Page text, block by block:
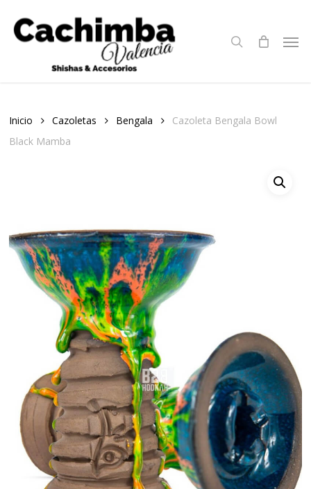
main
Inicio Cazoletas Bengala
Cazoleta Bengala Bowl
Black Mamba